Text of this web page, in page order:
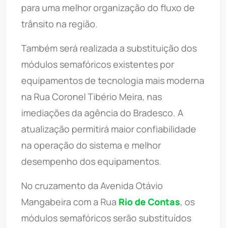
para uma melhor organização do fluxo de
trânsito na região.
Também será realizada a substituição dos
módulos semafóricos existentes por
equipamentos de tecnologia mais moderna
na Rua Coronel Tibério Meira, nas
imediações da agência do Bradesco. A
atualização permitirá maior confiabilidade
na operação do sistema e melhor
desempenho dos equipamentos.
No cruzamento da Avenida Otávio
Mangabeira com a Rua Rio de Contas, os
módulos semafóricos serão substituídos